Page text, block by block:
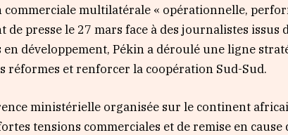
multilatérale « opérationnelle,
presse le 27 mars face à des journalistes issus
en développement, Pékin a déroulé une ligne
réformes et renforcer la coopération Sud-Sud.
ministérielle organisée sur le continent
tensions commerciales et de remise en cause